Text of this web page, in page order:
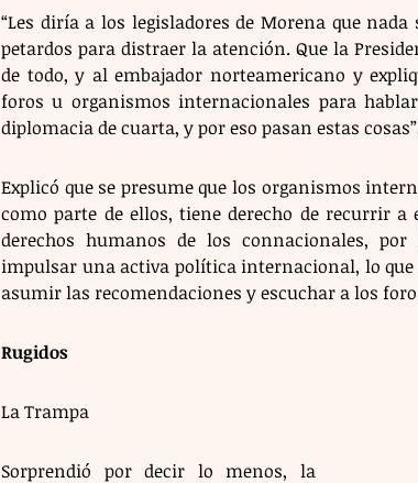
“Les diría a los legisladores de Morena que
petardos para distraer la atención. Que la
de todo, y al embajador norteamericano y
foros u organismos internacionales para
diplomacia de cuarta, y por eso pasan estas
Explicó que se presume que los organismos
como parte de ellos, tiene derecho de recurrir
derechos humanos de los connacionales,
impulsar una activa política internacional, lo
asumir las recomendaciones y escuchar a los
Rugidos
La Trampa
Sorprendió por decir lo menos, la